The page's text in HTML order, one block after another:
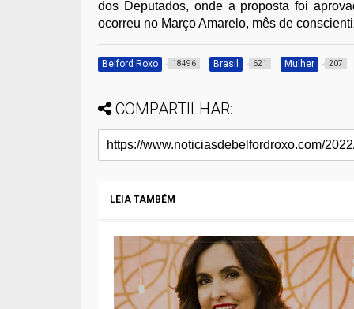
dos Deputados, onde a proposta foi
ocorreu no Março Amarelo, mês de
Belford Roxo 18496 Brasil 621 Mulher 207
COMPARTILHAR:
LEIA TAMBÉM